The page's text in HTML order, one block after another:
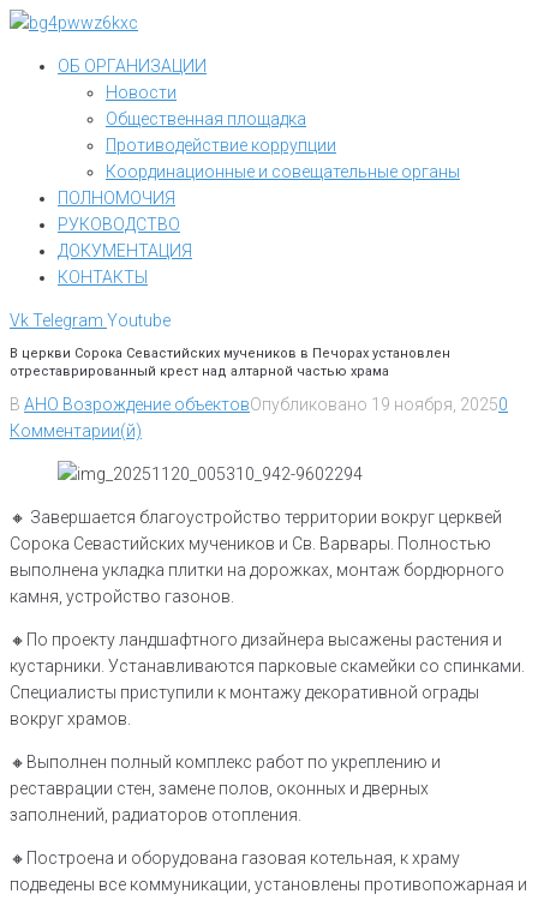
Перейти
контентуОБ ОРГАНИЗАЦИИ
Новости
Общественная площадка
Противодействие коррупции
Координационные и совещательные органы
ПОЛНОМОЧИЯ
РУКОВОДСТВО
ДОКУМЕНТАЦИЯ
КОНТАКТЫ
VkTelegram Youtube
В церкви Сорока Севастийских мучеников в Печорах установлен
отреставрированный крест над алтарной частью храма
В АНО Возрождение объектовОпубликовано 19 ноября, 20250
Комментарии(й)
🔸 Завершается благоустройство территории вокруг церквей
Сорока Севастийских мучеников и Св. Варвары. Полностью
выполнена укладка плитки на дорожках, монтаж бордюрного
камня, устройство газонов.
🔸По проекту ландшафтного дизайнера высажены растения и
кустарники. Устанавливаются парковые скамейки со спинками.
Специалисты приступили к монтажу декоративной ограды
вокруг храмов.
🔸Выполнен полный комплекс работ по укреплению и
реставрации стен, замене полов, оконных и дверных
заполнений, радиаторов отопления.
🔸Построена и оборудована газовая котельная, к храму
подведены все коммуникации, установлены противопожарная и